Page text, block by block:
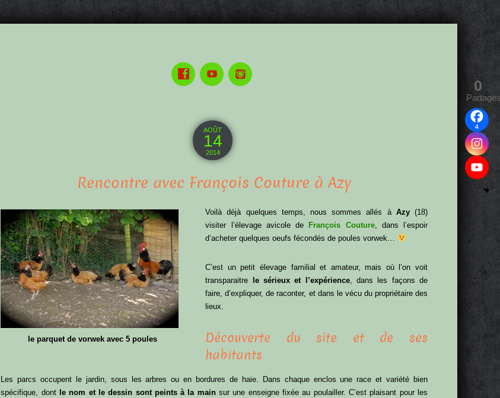
AOÛT
14
2014
Rencontre avec François Couture à Azy
le parquet de vorwek avec 5 poules
Voilà déjà quelques temps, nous sommes allés à Azy(18)
visiter l’élevage avicole de
François Couture, dans l’espoir
d’acheter quelques oeufs fécondés de poules vorwek…
C’est un petit élevage familial et amateur, mais où l’on voit
transparaitre
le sérieux et l’expérience, dans les façons de
faire, d’expliquer, de raconter, et dans le vécu du propriétaire des
lieux.
Découverte du site et de ses
habitants
Les parcs occupent le jardin, sous les arbres ou en bordures de haie. Dans chaque enclos une race et variété bien
spécifique, dont le nom et le dessin sont peints à la mainsur une enseigne fixée au poulailler. C’est plaisant pour les
0
4